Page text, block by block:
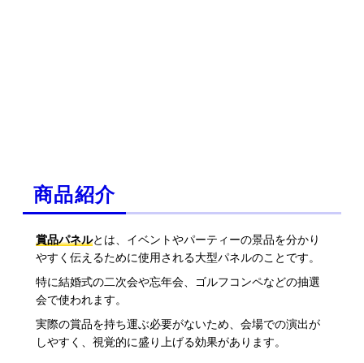
商品紹介
賞品パネルとは、イベントやパーティーの景品を分かり
やすく伝えるために使用される大型パネルのことです。
特に結婚式の二次会や忘年会、ゴルフコンペなどの抽選
会で使われます。
実際の賞品を持ち運ぶ必要がないため、会場での演出が
しやすく、視覚的に盛り上げる効果があります。